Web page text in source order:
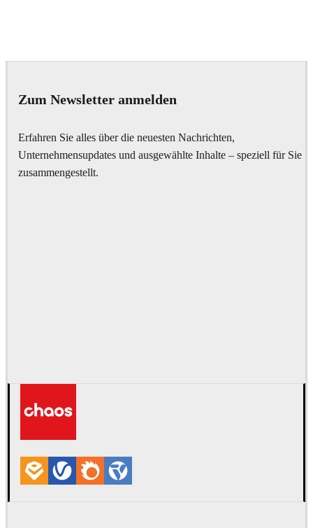
Zum Newsletter anmelden
Erfahren Sie alles über die neuesten Nachrichten,
Unternehmensupdates und ausgewählte Inhalte – speziell für Sie
zusammengestellt.